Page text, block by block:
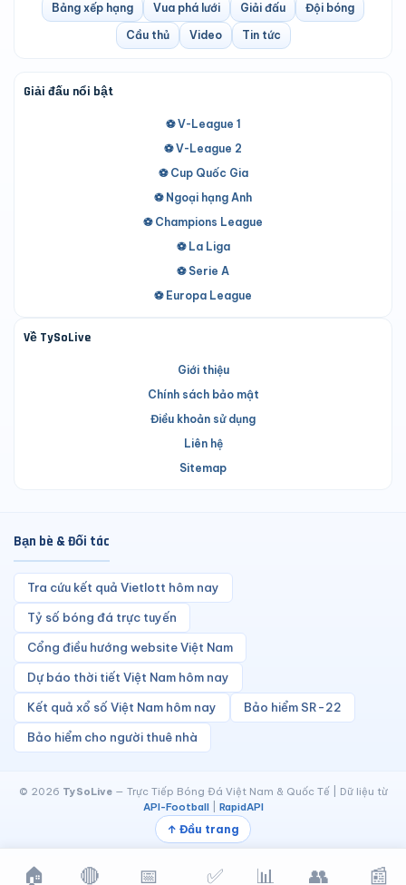
Bảng xếp hạng
Vua phá lưới Giải đấu
Đội bóng
Cầu thủ
Video Tin tức
Giải đấu nổi bật
⚽ V-League 1
⚽ V-League 2
⚽ Cup Quốc Gia
⚽ Ngoại hạng Anh
⚽ Champions League
⚽ La Liga
⚽ Serie A
⚽ Europa League
Về TySoLive
Giới thiệu
Chính sách bảo mật
Điều khoản sử dụng
Liên hệ
Sitemap
Bạn bè & Đối tác
Tra cứu kết quả Vietlott hôm nay
Tỷ số bóng đá trực tuyến
Cổng điều hướng website Việt Nam
Dự báo thời tiết Việt Nam hôm nay
Kết quả xổ số Việt Nam hôm nay Bảo hiểm SR-22
Bảo hiểm cho người thuê nhà
© 2026 TySoLive — Trực Tiếp Bóng Đá Việt Nam & Quốc Tế | Dữ liệu từ
API-Football| RapidAPI
↑ Đầu trang
🏠 🔴 📅 ✅ 📊 👥 📰